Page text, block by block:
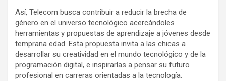
Así, Telecom busca contribuir a reducir la brecha de
género en el universo tecnológico acercándoles
herramientas y propuestas de aprendizaje a jóvenes desde
temprana edad. Esta propuesta invita a las chicas a
desarrollar su creatividad en el mundo tecnológico y de la
programación digital, e inspirarlas a pensar su futuro
profesional en carreras orientadas a la tecnología.